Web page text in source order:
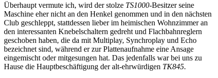
Überhaupt vermute ich, wird der stolze TS1000-Besitzer seine
Maschine eher nicht an den Henkel genommen und in den nächsten
Club geschleppt, stattdessen lieber im heimischen Wohnzimmer an
den interessanten Knebelschaltern gedreht und Flachbahnreglern
geschoben haben, die da mit Multiplay, Synchroplay und Echo
bezeichnet sind, während er zur Plattenaufnahme eine Ansage
eingemischt oder mitgesungen hat. Das jedenfalls war bei uns zu
Hause die Hauptbeschäftigung der alt-ehrwürdigen TK845.